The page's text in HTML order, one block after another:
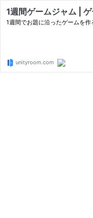
1週間ゲームジャム |
1週間でお題に沿ったゲームを
unityroom.com